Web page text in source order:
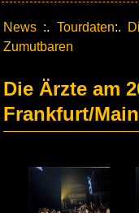
News :. Tourdaten:.
Zumutbaren
Die Ärzte am
Frankfurt/Main